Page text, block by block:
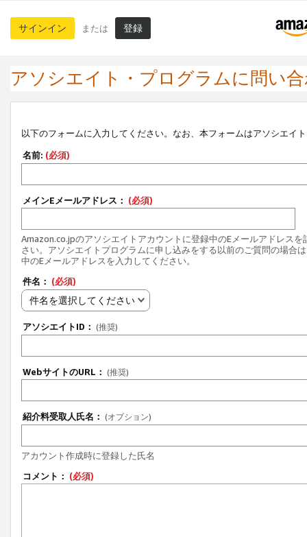
サインイン または 登録
アソシエイト・プログラムに問い
以下のフォームに入力してください。なお、本フォームはアソシエイ
名前: (必須)
メインEメールアドレス： (必須)
Amazon.co.jpのアソシエイトアカウントに登録中のEメールアドレスを
さい。アソシエイトプログラムに申し込みをする以前のご質問の場合
中のEメールアドレスを入力してください。
件名： (必須)
件名を選択してください
アソシエイトID： (推奨)
WebサイトのURL： (推奨)
紹介料受取人氏名： (オプション)
アカウント作成時に登録した氏名
コメント： (必須)